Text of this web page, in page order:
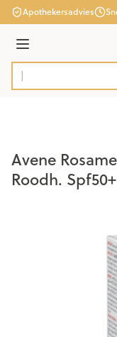
Ga naar de inhoud
Apothekersadvies
Menu
Product, merk,
Avene
Roodh.